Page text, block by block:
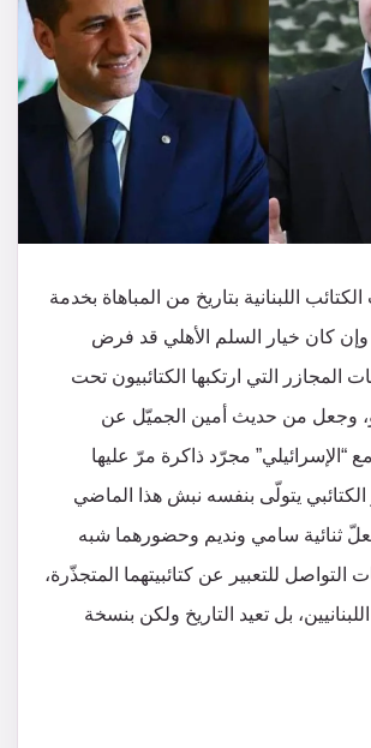
اللبنانية بتاريخ من المباهاة بخدمة
وإن كان خيار السلم الأهلي قد فرض
التي ارتكبها الكتائبيون تحت
وجعل من حديث أمين الجميّل عن
“الإسرائيلي” مجرّد ذاكرة مرّ عليها
الكتائبي يتولّى بنفسه نبش هذا الماضي
ثنائية سامي ونديم وحضورهما شبه
التواصل للتعبير عن كتائبيتهما المتجذّرة،
بل تعيد التاريخ ولكن بنسخة